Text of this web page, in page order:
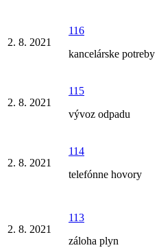
2. 8. 2021
116
kancelárske potreby
2. 8. 2021
115
vývoz odpadu
2. 8. 2021
114
telefónne hovory
2. 8. 2021
113
záloha plyn